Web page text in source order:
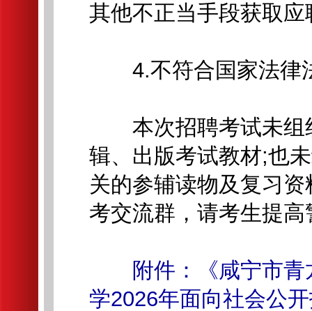
其他不正当手段获取应
4.不符合国家法律
本次招聘考试未组
辑、出版考试教材;也
关的参辅读物及复习
考交流群，请考生提
附件：《咸宁市
学2026年面向社会公